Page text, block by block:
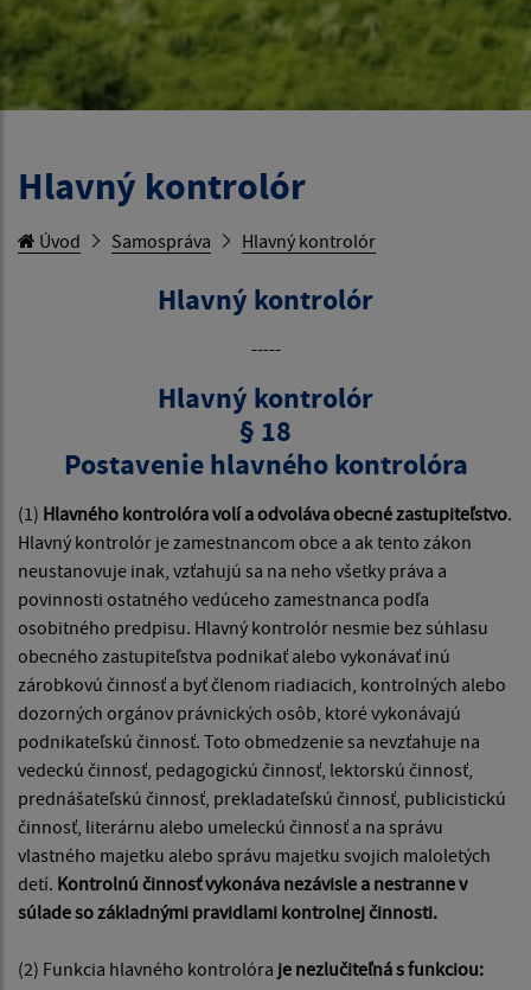
Hlavný kontrolór
Úvod Samospráva Hlavný kontrolór
Hlavný kontrolór
-----
Hlavný kontrolór
§ 18
Postavenie hlavného kontrolóra
(1) Hlavného kontrolóra volí a odvoláva obecné zastupiteľstvo.
Hlavný kontrolór je zamestnancom obce a ak tento zákon
neustanovuje inak, vzťahujú sa na neho všetky práva a
povinnosti ostatného vedúceho zamestnanca podľa
osobitného predpisu. Hlavný kontrolór nesmie bez súhlasu
obecného zastupiteľstva podnikať alebo vykonávať inú
zárobkovú činnosť a byť členom riadiacich, kontrolných alebo
dozorných orgánov právnických osôb, ktoré vykonávajú
podnikateľskú činnosť. Toto obmedzenie sa nevzťahuje na
vedeckú činnosť, pedagogickú činnosť, lektorskú činnosť,
prednášateľskú činnosť, prekladateľskú činnosť, publicistickú
činnosť, literárnu alebo umeleckú činnosť a na správu
vlastného majetku alebo správu majetku svojich maloletých
detí. Kontrolnú činnosť vykonáva nezávisle a nestranne v
súlade so základnými pravidlami kontrolnej činnosti.
(2) Funkcia hlavného kontrolóra je nezlučiteľná s funkciou: